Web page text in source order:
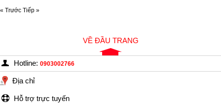
« Trước Tiếp »
VỀ ĐẦU TRANG
Hotline: 0903002766
Địa chỉ
Hỗ trợ trực tuyến